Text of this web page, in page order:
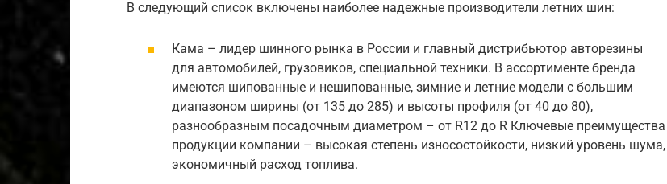
В следующий список включены наиболее надежные производители летних шин:
Кама – лидер шинного рынка в России и главный дистрибьютор авторезины
для автомобилей, грузовиков, специальной техники. В ассортименте бренда
имеются шипованные и нешипованные, зимние и летние модели с большим
диапазоном ширины (от 135 до 285) и высоты профиля (от 40 до 80),
разнообразным посадочным диаметром – от R12 до R Ключевые преимущества
продукции компании – высокая степень износостойкости, низкий уровень шума,
экономичный расход топлива.